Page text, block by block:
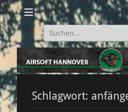
Airsoft im Team.
Suche
nach:
Schlagwort: